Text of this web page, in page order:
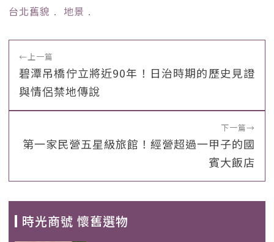
台北舊貌 ﹒ 地景 ﹒
←上一篇
碧潭吊橋佇立將近90年！日治時期的歷史見證
與情侶禁地傳說
下一篇→
第一家民營五星級旅館！經營超過一甲子的國
賓大飯店
時光商號 懷舊選物